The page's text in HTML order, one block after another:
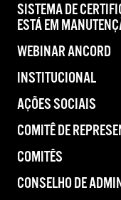
SISTEMA DE
ESTÁ EM
WEBINAR ANCORD
INSTITUCIONAL
AÇÕES SOCIAIS
COMITÊ DE
COMITÊS
CONSELHO DE